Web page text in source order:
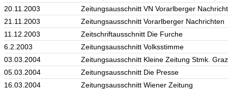
20.11.2003
Zeitungsausschnitt VN Vorarlberger
21.11.2003
Zeitungsausschnitt Vorarlberger Nachrichten
11.12.2003
Zeitschriftausschnitt Die Furche
6.2.2003
Zeitungsausschnitt Volksstimme
03.03.2004
Zeitungsausschnitt Kleine Zeitung Stmk. Graz
05.03.2004
Zeitungsausschnitt Die Presse
16.03.2004
Zeitungsausschnitt Wiener Zeitung